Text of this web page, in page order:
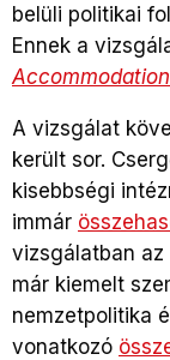
belüli politikai
Ennek a
A vizsgálat
került sor.
kisebbségi
immár
vizsgálatban
már kiemelt
nemzetpolitika
vonatkozó